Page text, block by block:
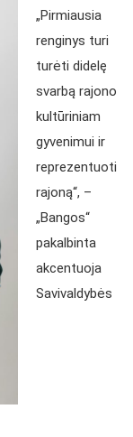
„Pirmiausia
renginys turi
turėti didelę
svarbą rajono
kultūriniam
gyvenimui ir
reprezentuoti
rajoną“, –
„Bangos“
pakalbinta
akcentuoja
Savivaldybės